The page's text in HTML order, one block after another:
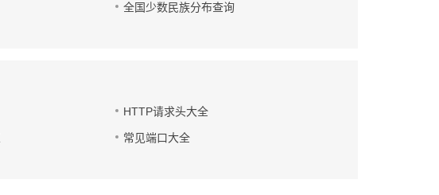
全国少数民族分布查询
HTTP请求头大全
常见端口大全